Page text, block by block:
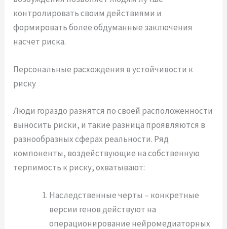
контролировать своим действиями и
формировать более обдуманные заключения
насчет риска.
Персональные расхождения в устойчивости к
риску
Люди гораздо разнятся по своей расположенности
выносить риски, и такие разница проявляются в
разнообразных сферах реальности. Ряд
компоненты, воздействующие на собственную
терпимость к риску, охватывают:
Наследственные черты – конкретные
версии генов действуют на
операционирование нейромедиаторных